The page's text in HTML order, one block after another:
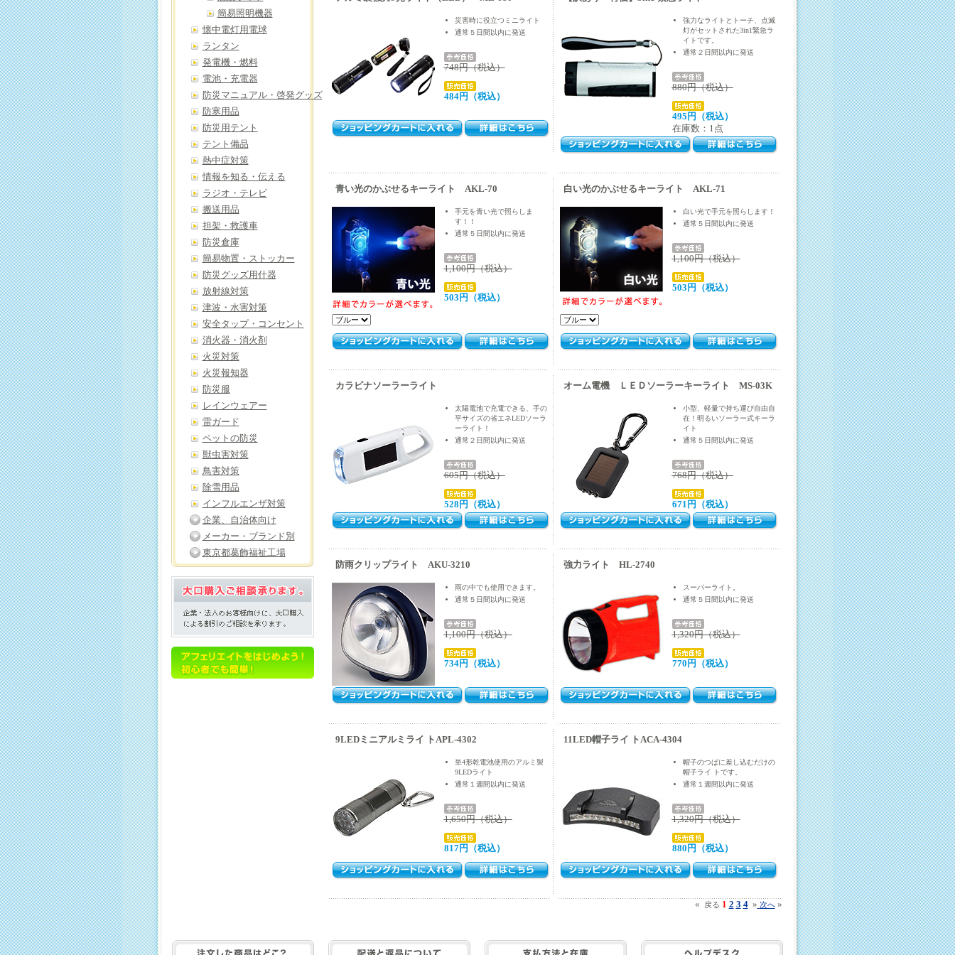
災害時に役立つミニライト
通常５日間以内に発送
748円（税込）
484円（税込）
強力なライトとトーチ、点滅
灯がセットされた3in1緊急ラ
イトです。
通常２日間以内に発送
880円（税込）
495円（税込）
在庫数：1点
青い光のかぶせるキーライト AKL-70
手元を青い光で照らしま
す！！
通常５日間以内に発送
1,100円（税込）
503円（税込）
白い光のかぶせるキーライト AKL-71
白い光で手元を照らします！
通常５日間以内に発送
1,100円（税込）
503円（税込）
カラビナソーラーライト
太陽電池で充電できる、手の
平サイズの省エネLEDソーラ
ーライト！
通常２日間以内に発送
605円（税込）
528円（税込）
オーム電機 ＬＥＤソーラーキーライト MS-03K
小型、軽量で持ち運び自由自
在！明るいソーラー式キーラ
イト
通常５日間以内に発送
768円（税込）
671円（税込）
防雨クリップライト AKU-3210
雨の中でも使用できます。
通常５日間以内に発送
1,100円（税込）
734円（税込）
強力ライト HL-2740
スーパーライト。
通常５日間以内に発送
1,320円（税込）
770円（税込）
9LEDミニアルミライ トAPL-4302
単4形乾電池使用のアルミ製
9LEDライト
通常１週間以内に発送
1,650円（税込）
817円（税込）
11LED帽子ライ トACA-4304
帽子のつばに差し込むだけの
帽子ライ トです。
通常１週間以内に発送
1,320円（税込）
880円（税込）
« 戻る 1 2 3 4» 次へ»
簡易照明機器
懐中電灯用電球
ランタン
発電機・燃料
電池・充電器
防災マニュアル・啓発グッズ
防寒用品
防災用テント
テント備品
熱中症対策
情報を知る・伝える
ラジオ・テレビ
搬送用品
担架・救護車
防災倉庫
簡易物置・ストッカー
防災グッズ用什器
放射線対策
津波・水害対策
安全タップ・コンセント
消火器・消火剤
火災対策
火災報知器
防災服
レインウェアー
雷ガード
ペットの防災
獣虫害対策
鳥害対策
除雪用品
インフルエンザ対策
企業、自治体向け
メーカー・ブランド別
東京都葛飾福祉工場